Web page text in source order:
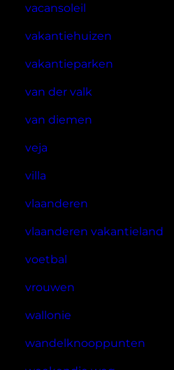
vacansoleil
vakantiehuizen
vakantieparken
van der valk
van diemen
veja
villa
vlaanderen
vlaanderen vakantieland
voetbal
vrouwen
wallonie
wandelknooppunten